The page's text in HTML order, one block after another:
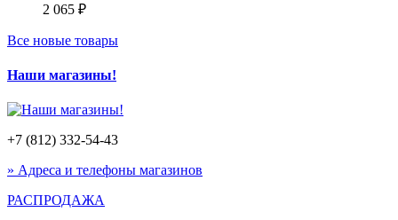
2 065 ₽
Все новые товары
Наши магазины!
+7 (812) 332-54-43
» Адреса и телефоны магазинов
РАСПРОДАЖА